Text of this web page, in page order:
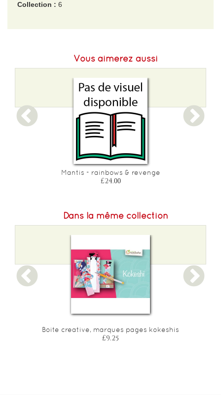
Collection : 6
Vous aimerez aussi
Mantis - rainbows & revenge
£24.00
Dans la même collection
Boite creative, marques pages kokeshis
£9.25